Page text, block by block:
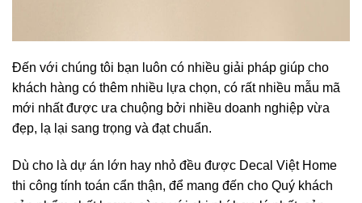
Đến với chúng tôi bạn luôn có nhiều giải pháp giúp cho
khách hàng có thêm nhiều lựa chọn, có rất nhiều mẫu mã
mới nhất được ưa chuộng bởi nhiều doanh nghiệp vừa
đẹp, lạ lại sang trọng và đạt chuẩn.
Dù cho là dự án lớn hay nhỏ đều được Decal Việt Home
thi công tính toán cẩn thận, để mang đến cho Quý khách